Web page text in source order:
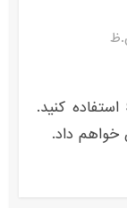
در این خصوص بایستی از داده String استفاده کنید.
داد.